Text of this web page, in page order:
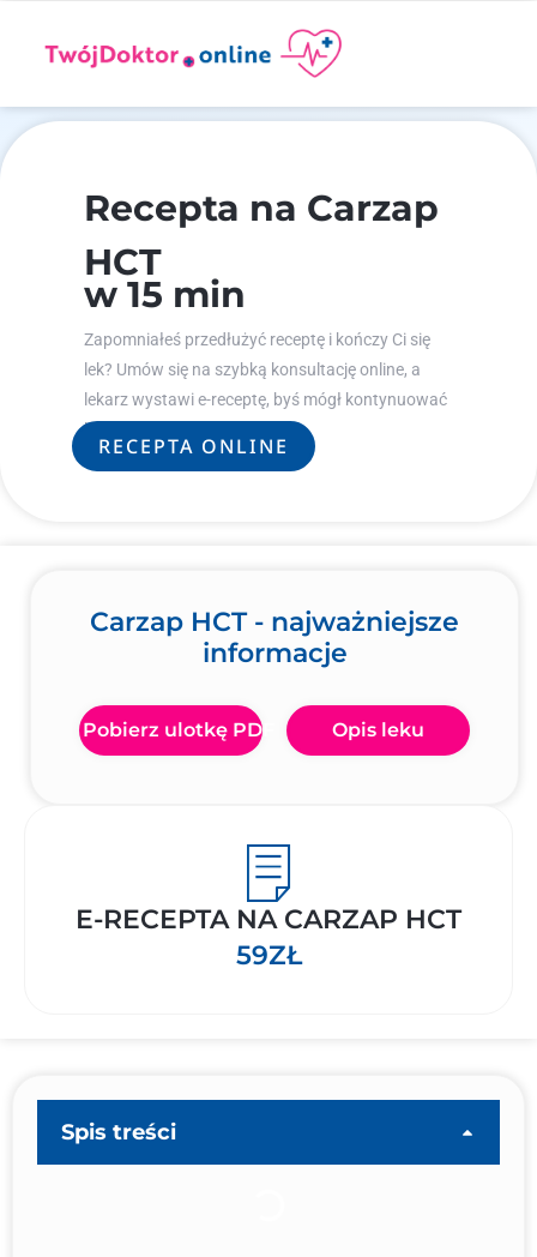
Recepta na Carzap
HCT
w 15 min
Zapomniałeś przedłużyć receptę i kończy Ci się
lek? Umów się na szybką konsultację online, a
lekarz wystawi e-receptę, byś mógł kontynuować
leczenie.
RECEPTA ONLINE
Carzap HCT - najważniejsze
informacje
Pobierz ulotkę PDF Opis leku
E-RECEPTA NA CARZAP HCT
59ZŁ
Spis treści